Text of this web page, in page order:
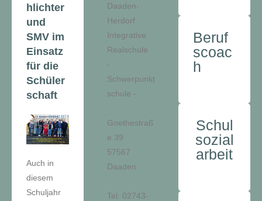
Daaden-
Herdorf
Integrative
Realschule
-
Schwerpunkt
schule -
Goethestraß
e 39
57567
Daaden
Tel: 02743-
hlichter
und
SMV im
Einsatz
für die
Schüler
schaft
Auch in
diesem
Schuljahr
Beruf
scoac
h
Schul
sozial
arbeit